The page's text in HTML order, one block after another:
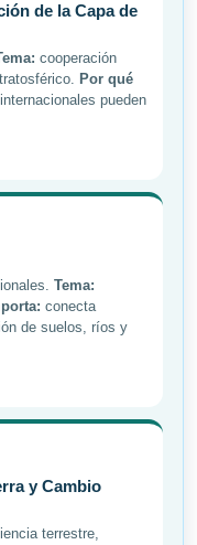
de la Capa de
cooperación
Por qué
pueden
Tema:
conecta
de suelos, ríos y
y Cambio
terrestre,